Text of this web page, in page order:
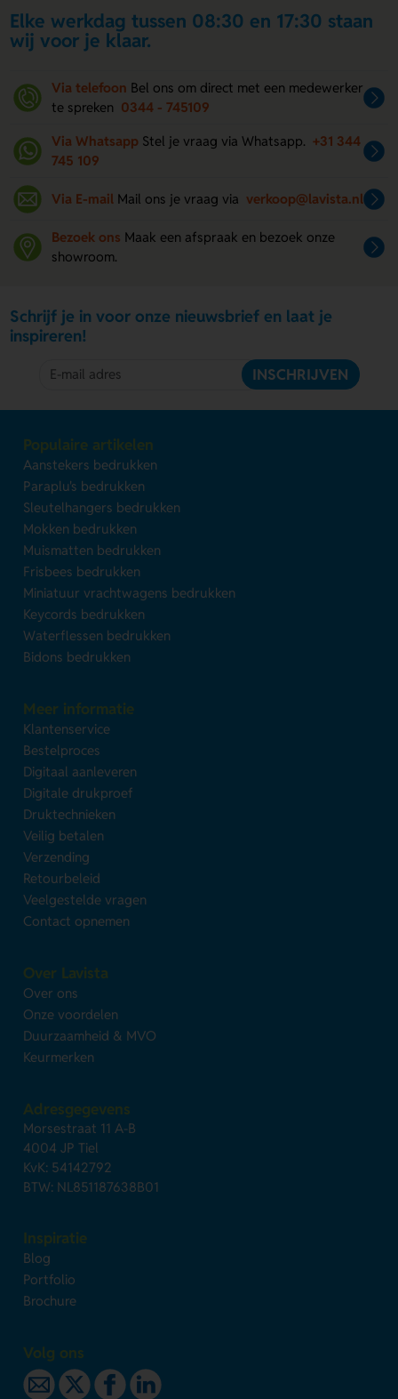
Elke werkdag tussen 08:30 en 17:30 staan
wij voor je klaar.
Via telefoon Bel ons om direct met een medewerker
te spreken 0344 - 745109
Via Whatsapp Stel je vraag via Whatsapp. +31 344
745 109
Via E-mail Mail ons je vraag via verkoop@lavista.nl
Bezoek ons Maak een afspraak en bezoek onze
showroom.
Schrijf je in voor onze nieuwsbrief en laat je
inspireren!
INSCHRIJVEN
Populaire artikelen
Aanstekers bedrukken
Paraplu's bedrukken
Sleutelhangers bedrukken
Mokken bedrukken
Muismatten bedrukken
Frisbees bedrukken
Miniatuur vrachtwagens bedrukken
Keycords bedrukken
Waterflessen bedrukken
Bidons bedrukken
Meer informatie
Klantenservice
Bestelproces
Digitaal aanleveren
Digitale drukproef
Druktechnieken
Veilig betalen
Verzending
Retourbeleid
Veelgestelde vragen
Contact opnemen
Over Lavista
Over ons
Onze voordelen
Duurzaamheid & MVO
Keurmerken
Adresgegevens
Morsestraat 11 A-B
4004 JP Tiel
KvK: 54142792
BTW: NL851187638B01
Inspiratie
Blog
Portfolio
Brochure
Volg ons